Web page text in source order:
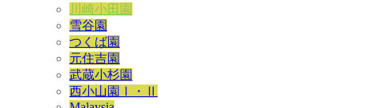
川崎小田園
雪谷園
つくば園
元住吉園
武蔵小杉園
西小山園Ⅰ・Ⅱ